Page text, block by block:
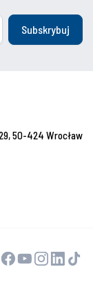
Subskrybuj
50-424 Wrocław